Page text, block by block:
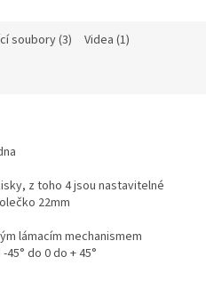
soubory (3) Videa (1)
z toho 4 jsou nastavitelné
22mm
lámacím mechanismem
do 0 do + 45°